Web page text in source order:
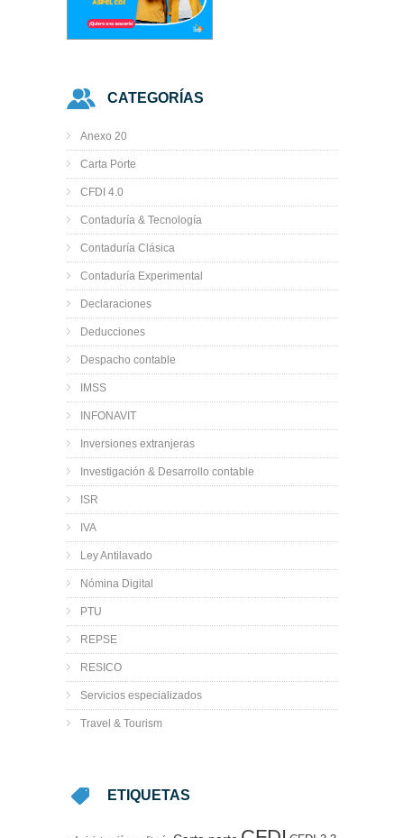
CATEGORÍAS
Anexo 20
Carta Porte
CFDI 4.0
Contaduría & Tecnología
Contaduría Clásica
Contaduría Experimental
Declaraciones
Deducciones
Despacho contable
IMSS
INFONAVIT
Inversiones extranjeras
Investigación & Desarrollo contable
ISR
IVA
Ley Antilavado
Nómina Digital
PTU
REPSE
RESICO
Servicios especializados
Travel & Tourism
ETIQUETAS